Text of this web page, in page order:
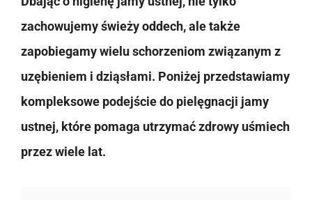
zachowujemy świeży oddech, ale także
zapobiegamy wielu schorzeniom związanym z
uzębieniem i dziąsłami. Poniżej przedstawiamy
kompleksowe podejście do pielęgnacji jamy
ustnej, które pomaga utrzymać zdrowy uśmiech
przez wiele lat.